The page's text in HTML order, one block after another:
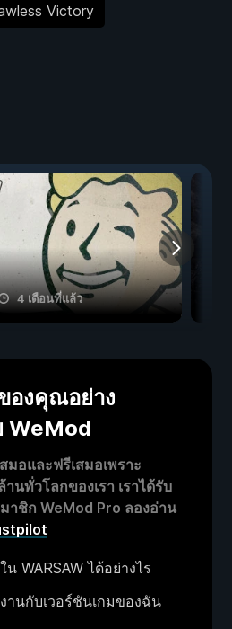
Victory
4 เดือนที่แล้ว
องคุณอย่าง
WeMod
มอและฟรีเสมอเพราะ
นทั่วโลกของเรา เราได้รับ
าชิก WeMod Pro ลองอ่าน
WARSAW ได้อย่างไร
านกับเวอร์ชันเกมของฉัน